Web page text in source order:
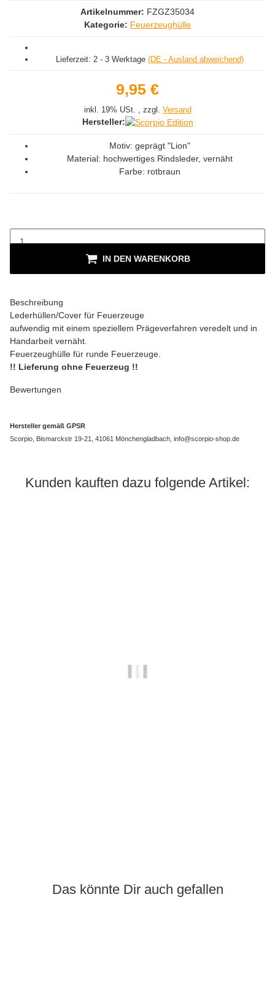
Artikelnummer: FZGZ35034
Kategorie: Feuerzeughülle
Lieferzeit: 2 - 3 Werktage (DE - Ausland abweichend)
9,95 €
inkl. 19% USt. , zzgl. Versand
Hersteller:
Motiv: geprägt "Lion"
Material: hochwertiges Rindsleder, vernäht
Farbe: rotbraun
IN DEN WARENKORB
Beschreibung
Lederhüllen/Cover für Feuerzeuge
aufwendig mit einem speziellem Prägeverfahren veredelt und in
Handarbeit vernäht.
Feuerzeughülle für runde Feuerzeuge.
!! Lieferung ohne Feuerzeug !!
Bewertungen
Hersteller gemäß GPSR
Scorpio, Bismarckstr 19-21, 41061 Mönchengladbach, info@scorpio-shop.de
Kunden kauften dazu folgende Artikel:
Das könnte Dir auch gefallen